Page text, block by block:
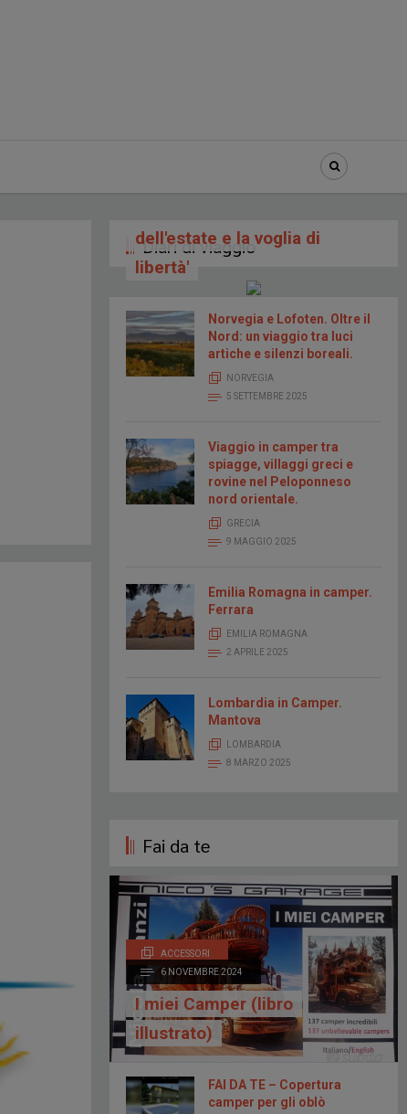
Diari di viaggio
Marche d’ottobre: Viaggio in
dell'estate e la voglia di
libertà'
Norvegia e Lofoten. Oltre il
Nord: un viaggio tra luci
artiche e silenzi boreali.
NORVEGIA
5 SETTEMBRE 2025
Viaggio in camper tra
spiagge, villaggi greci e
rovine nel Peloponneso
nord orientale.
GRECIA
9 MAGGIO 2025
Emilia Romagna in camper.
Ferrara
EMILIA ROMAGNA
2 APRILE 2025
Lombardia in Camper.
Mantova
LOMBARDIA
8 MARZO 2025
Fai da te
ACCESSORI
6 NOVEMBRE 2024
I miei Camper (libro
illustrato)
FAI DA TE – Copertura
camper per gli oblò